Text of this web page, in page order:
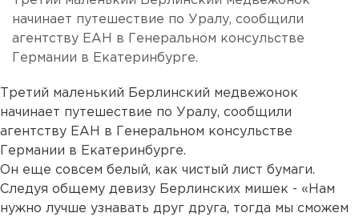
начинает путешествие по Уралу, сообщили
агентству ЕАН в Генеральном консульстве
Германии в Екатеринбурге.
Третий маленький Берлинский медвежонок
начинает путешествие по Уралу, сообщили
агентству ЕАН в Генеральном консульстве
Германии в Екатеринбурге.
Он еще совсем белый, как чистый лист бумаги.
Следуя общему девизу Берлинских мишек - «Нам
нужно лучше узнавать друг друга, тогда мы сможем